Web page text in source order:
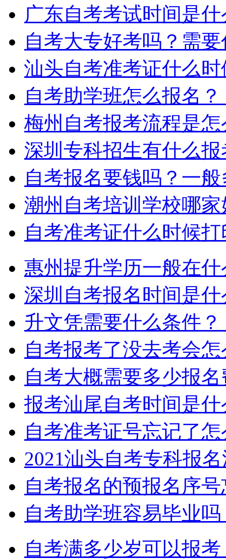
广东自考考试时间是
自考大专好考吗？需
汕头自考准考证什么
自考助学班怎么报名？
梅州自考报考流程是
深圳专科招生有什么
自考报名要钱吗？一
潮州自考培训学校哪家
自考准考证什么时候
惠州提升学历一般在
深圳自考报名时间是
升文凭需要什么条件？
自考报考了没去考会
自考大概需要多少报
报考汕尾自考时间是
自考准考证号忘记了
2021汕头自考专科报
自考报名的预报名序
自考助学班容易毕业吗
自考满多少岁可以报考